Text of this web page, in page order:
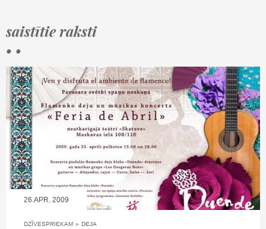
saistītie raksti
• •
26.APR, 2009
DZĪVESPRIEKAM » DEJA